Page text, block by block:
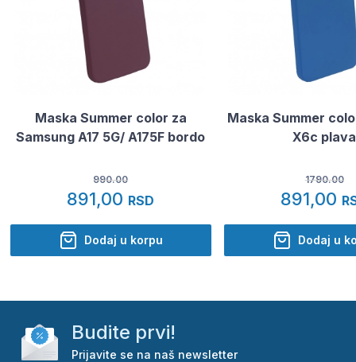
Maska Summer color za
Samsung A17 5G/ A175F bordo
990.00
891,00 RSD
Dodaj u korpu
Maska Summer
X6c plava
1790.00
891,00
Dodaj u
Budite prvi!
Prijavite se na naš newsletter